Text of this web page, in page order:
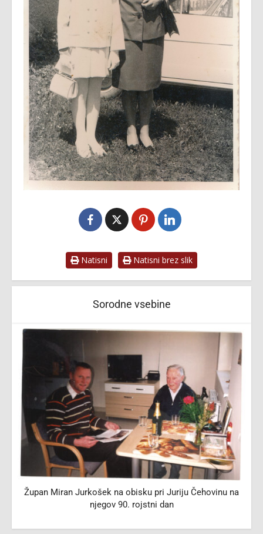
Natisni Natisni brez slik
Sorodne vsebine
Župan Miran Jurkošek na obisku pri Juriju Čehovinu na
njegov 90. rojstni dan